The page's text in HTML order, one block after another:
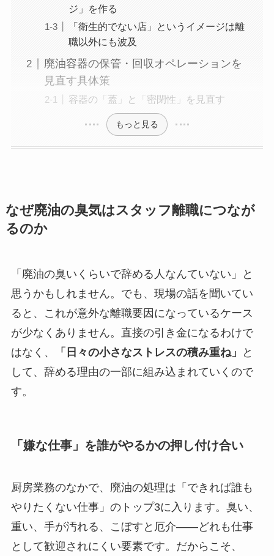
ジ」を作る
「衛生的でない店」というイメージは離
職以外にも波及
廃油容器の保管・回収オペレーションを
見直す具体策
容器の「蓋」と「密閉性」を見直す
もっと見る
なぜ廃油の臭気はスタッフ離職につなが
るのか
「廃油の臭いくらいで辞める人なんていない」と
思うかもしれません。でも、現場の話を聞いてい
ると、これが意外な離職要因になっているケース
が少なくありません。直接の引き金になるわけで
はなく、
「日々の小さなストレスの積み重ね」
と
して、辞める理由の一部に組み込まれていくので
す。
「嫌な仕事」を誰がやるかの押し付け合い
厨房業務のなかで、廃油の処理は「できれば誰も
やりたくない仕事」のトップ3に入ります。臭い、
重い、手が汚れる、こぼすと厄介——どれも仕事
として歓迎されにくい要素です。だからこそ、